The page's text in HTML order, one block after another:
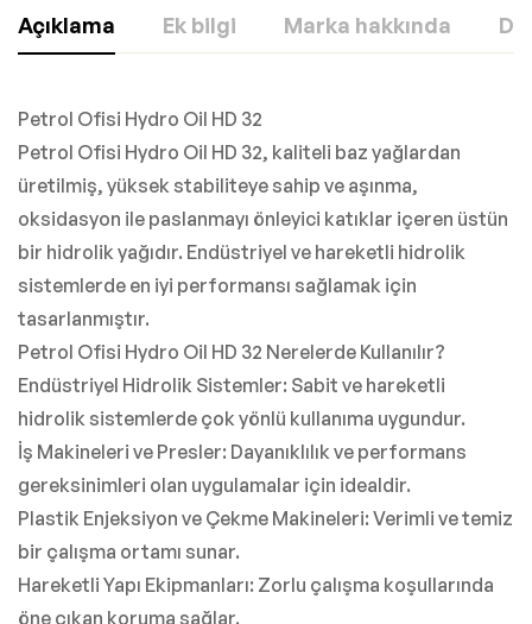
Açıklama Ek bilgi Marka hakkında
Petrol Ofisi Hydro Oil HD 32
Petrol Ofisi Hydro Oil HD 32, kaliteli baz yağlardan
üretilmiş, yüksek stabiliteye sahip ve aşınma,
oksidasyon ile paslanmayı önleyici katıklar içeren üstün
bir hidrolik yağıdır. Endüstriyel ve hareketli hidrolik
sistemlerde en iyi performansı sağlamak için
tasarlanmıştır.
Petrol Ofisi Hydro Oil HD 32 Nerelerde Kullanılır?
Endüstriyel Hidrolik Sistemler: Sabit ve hareketli
hidrolik sistemlerde çok yönlü kullanıma uygundur.
İş Makineleri ve Presler: Dayanıklılık ve performans
gereksinimleri olan uygulamalar için idealdir.
Plastik Enjeksiyon ve Çekme Makineleri: Verimli ve temiz
bir çalışma ortamı sunar.
Hareketli Yapı Ekipmanları: Zorlu çalışma koşullarında
öne çıkan koruma sağlar.